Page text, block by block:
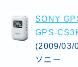
SONY
GPS-
(2009/03/
ソニー